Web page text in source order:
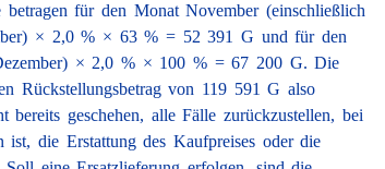
betragen für den Monat November (einschließlich
× 2,0 % × 63 % = 52 391 G und für den
× 2,0 % × 100 % = 67 200 G. Die
Rückstellungsbetrag von 119 591 G also
geschehen, alle Fälle zurückzustellen, bei
ist, die Erstattung des Kaufpreises oder die